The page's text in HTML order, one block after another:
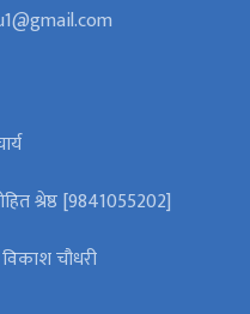
श्रेष्ठ [9841055202]
विकाश चौधरी